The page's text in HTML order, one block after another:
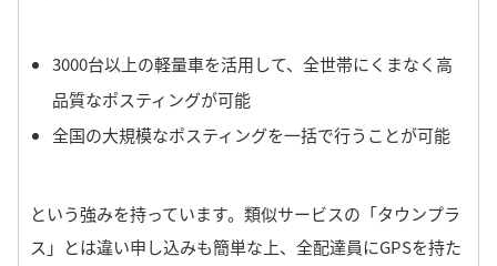
3000台以上の軽量車を活用して、全世帯にくまなく高
品質なポスティングが可能
全国の大規模なポスティングを一括で行うことが可能
という強みを持っています。 類似サービスの「タウンプラ
ス」とは違い申し込みも簡単な上、全配達員にGPSを持た